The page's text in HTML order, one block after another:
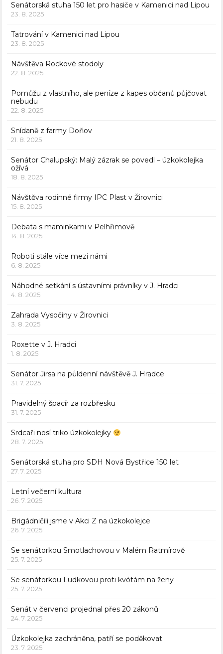
Senátorská stuha 150 let pro hasiče v Kamenici nad Lipou
23. 8. 2025
Tatrování v Kamenici nad Lipou
23. 8. 2025
Návštěva Rockové stodoly
22. 8. 2025
Pomůžu z vlastního, ale peníze z kapes občanů půjčovat
nebudu
22. 8. 2025
Snídaně z farmy Doňov
21. 8. 2025
Senátor Chalupský: Malý zázrak se povedl – úzkokolejka
ožívá
18. 8. 2025
Návštěva rodinné firmy IPC Plast v Žirovnici
15. 8. 2025
Debata s maminkami v Pelhřimově
14. 8. 2025
Roboti stále více mezi námi
6. 8. 2025
Náhodné setkání s ústavními právníky v J. Hradci
4. 8. 2025
Zahrada Vysočiny v Žirovnici
3. 8. 2025
Roxette v J. Hradci
1. 8. 2025
Senátor Jirsa na půldenní návštěvě J. Hradce
31. 7. 2025
Pravidelný špacír za rozbřesku
31. 7. 2025
Srdcaři nosí triko úzkokolejky
28. 7. 2025
Senátorská stuha pro SDH Nová Bystřice 150 let
27. 7. 2025
Letní večerní kultura
26. 7. 2025
Brigádničili jsme v Akci Z na úzkokolejce
26. 7. 2025
Se senátorkou Smotlachovou v Malém Ratmírově
25. 7. 2025
Se senátorkou Ludkovou proti kvótám na ženy
25. 7. 2025
Senát v červenci projednal přes 20 zákonů
24. 7. 2025
Úzkokolejka zachráněna, patří se poděkovat
23. 7. 2025